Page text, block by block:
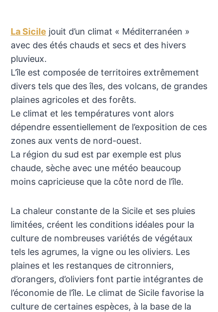
La Sicile jouit d’un climat « Méditerranéen »
avec des étés chauds et secs et des hivers
pluvieux.
L’île est composée de territoires extrêmement
divers tels que des îles, des volcans, de grandes
plaines agricoles et des forêts.
Le climat et les températures vont alors
dépendre essentiellement de l’exposition de ces
zones aux vents de nord-ouest.
La région du sud est par exemple est plus
chaude, sèche avec une météo beaucoup
moins capricieuse que la côte nord de l’île.
La chaleur constante de la Sicile et ses pluies
limitées, créent les conditions idéales pour la
culture de nombreuses variétés de végétaux
tels les agrumes, la vigne ou les oliviers. Les
plaines et les restanques de citronniers,
d’orangers, d’oliviers font partie intégrantes de
l’économie de l’île. Le climat de Sicile favorise la
culture de certaines espèces, à la base de la